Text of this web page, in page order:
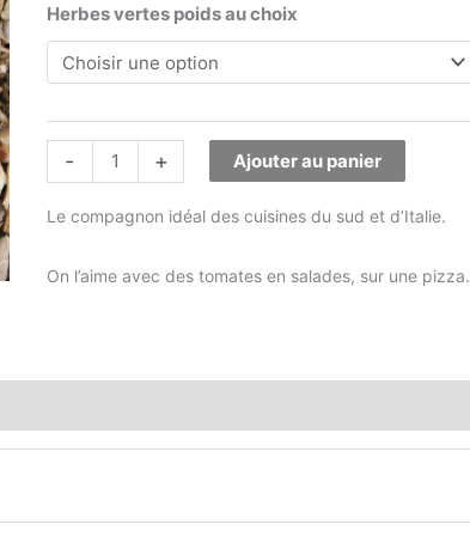
Herbes vertes poids au choix
- + Ajouter au panier
Le compagnon idéal des cuisines du sud et d’Italie.
On l’aime avec des tomates en salades, sur une pizza.